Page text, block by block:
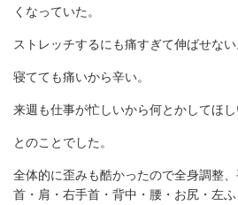
くなっていた。
ストレッチするにも痛すぎて伸ばせない
寝てても痛いから辛い。
来週も仕事が忙しいから何とかしてほし
とのことでした。
全体的に歪みも酷かったので全身調整、
首・肩・右手首・背中・腰・お尻・左